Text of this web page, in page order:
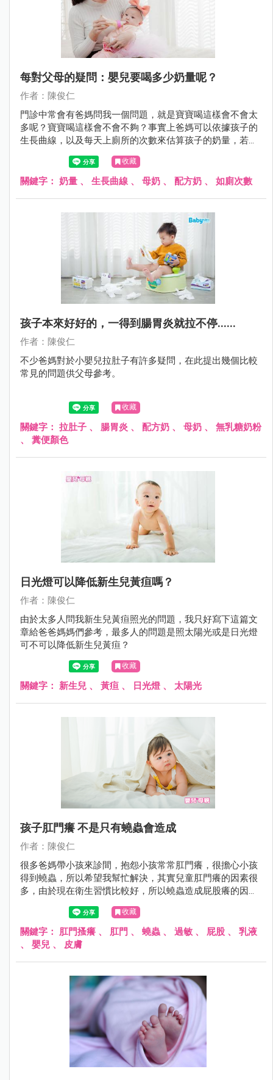
每對父母的疑問：嬰兒要喝多少奶量呢？
作者：陳俊仁
門診中常會有爸媽問我一個問題，就是寶寶喝這樣會不會太
多呢？寶寶喝這樣會不會不夠？事實上爸媽可以依據孩子的
生長曲線，以及每天上廁所的次數來估算孩子的奶量，若是
都在正常範圍內就不必太過於擔心囉！
收藏
關鍵字： 奶量 、 生長曲線 、 母奶 、 配方奶 、 如廁次數
孩子本來好好的，一得到腸胃炎就拉不停......
作者：陳俊仁
不少爸媽對於小嬰兒拉肚子有許多疑問，在此提出幾個比較
常見的問題供父母參考。
收藏
關鍵字： 拉肚子 、 腸胃炎 、 配方奶 、 母奶 、 無乳糖奶粉
、 糞便顏色
日光燈可以降低新生兒黃疸嗎？
作者：陳俊仁
由於太多人問我新生兒黃疸照光的問題，我只好寫下這篇文
章給爸爸媽媽們參考，最多人的問題是照太陽光或是日光燈
可不可以降低新生兒黃疸？
收藏
關鍵字： 新生兒 、 黃疸 、 日光燈 、 太陽光
孩子肛門癢 不是只有蟯蟲會造成
作者：陳俊仁
很多爸媽帶小孩來診間，抱怨小孩常常肛門癢，很擔心小孩
得到蟯蟲，所以希望我幫忙解決，其實兒童肛門癢的因素很
多，由於現在衛生習慣比較好，所以蟯蟲造成屁股癢的因
素，已經不常看到了。
收藏
關鍵字： 肛門搔癢 、 肛門 、 蟯蟲 、 過敏 、 屁股 、 乳液
、 嬰兒 、 皮膚